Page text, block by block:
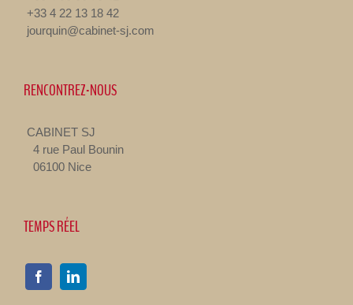
+33 4 22 13 18 42
jourquin@cabinet-sj.com
RENCONTREZ-NOUS
CABINET SJ
4 rue Paul Bounin
06100 Nice
TEMPS RÉEL